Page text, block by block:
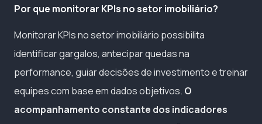
Por que monitorar KPIs no setor imobiliário?
Monitorar KPIs no setor imobiliário possibilita
identificar gargalos, antecipar quedas na
performance, guiar decisões de investimento e treinar
equipes com base em dados objetivos. O
acompanhamento constante dos indicadores